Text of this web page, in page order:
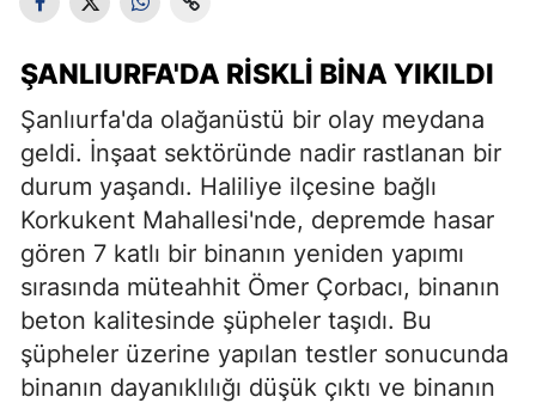
ŞANLIURFA'DA RISKLI BINA YIKILDI
Şanlıurfa'da olağanüstü bir olay meydana
geldi. İnşaat sektöründe nadir rastlanan bir
durum yaşandı. Haliliye ilçesine bağlı
Korkukent Mahallesi'nde, depremde hasar
gören 7 katlı bir binanın yeniden yapımı
sırasında müteahhit Ömer Çorbacı, binanın
beton kalitesinde şüpheler taşıdı. Bu
şüpheler üzerine yapılan testler sonucunda
binanın dayanıklılığı düşük çıktı ve binanın